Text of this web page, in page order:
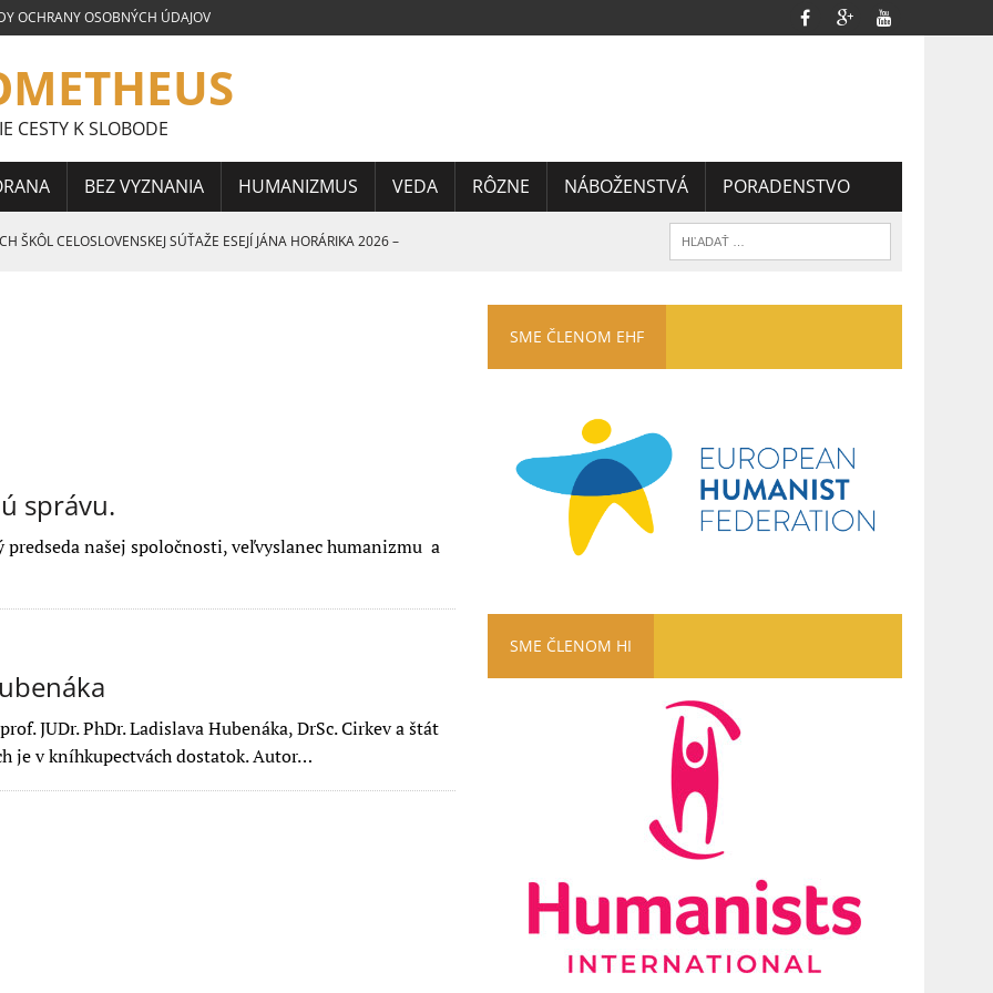
OCHRANY OSOBNÝCH ÚDAJOV
CESTY K SLOBODE
BEZ VYZNANIA HUMANIZMUS VEDA RÔZNE NÁBOŽENSTVÁ PORADENSTVO
ŠKÔL CELOSLOVENSKEJ SÚŤAŽE ESEJÍ JÁNA HORÁRIKA 2026 –
ŠKÔL CELOSLOVENSKEJ SÚŤAŽE ESEJÍ JÁNA HORÁRIKA
CELOSLOVENSKEJ SÚŤAŽE ESEJÍ JÁNA HORÁRIKA 2026 – 2.
správu.
našej spoločnosti, veľvyslanec humanizmu a
JUDr. PhDr. Ladislava Hubenáka, DrSc. Cirkev a štát
je v kníhkupectvách dostatok. Autor…
SME ČLENOM EHF
SME ČLENOM HI